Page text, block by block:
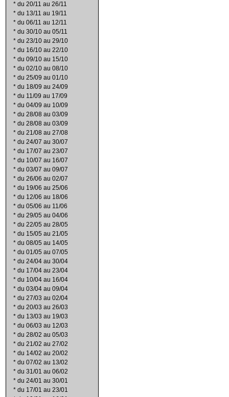
* du 20/11 au 26/11
* du 13/11 au 19/11
* du 06/11 au 12/11
* du 30/10 au 05/11
* du 23/10 au 29/10
* du 16/10 au 22/10
* du 09/10 au 15/10
* du 02/10 au 08/10
* du 25/09 au 01/10
* du 18/09 au 24/09
* du 11/09 au 17/09
* du 04/09 au 10/09
* du 28/08 au 03/09
* du 28/08 au 03/09
* du 21/08 au 27/08
* du 24/07 au 30/07
* du 17/07 au 23/07
* du 10/07 au 16/07
* du 03/07 au 09/07
* du 26/06 au 02/07
* du 19/06 au 25/06
* du 12/06 au 18/06
* du 05/06 au 11/06
* du 29/05 au 04/06
* du 22/05 au 28/05
* du 15/05 au 21/05
* du 08/05 au 14/05
* du 01/05 au 07/05
* du 24/04 au 30/04
* du 17/04 au 23/04
* du 10/04 au 16/04
* du 03/04 au 09/04
* du 27/03 au 02/04
* du 20/03 au 26/03
* du 13/03 au 19/03
* du 06/03 au 12/03
* du 28/02 au 05/03
* du 21/02 au 27/02
* du 14/02 au 20/02
* du 07/02 au 13/02
* du 31/01 au 06/02
* du 24/01 au 30/01
* du 17/01 au 23/01